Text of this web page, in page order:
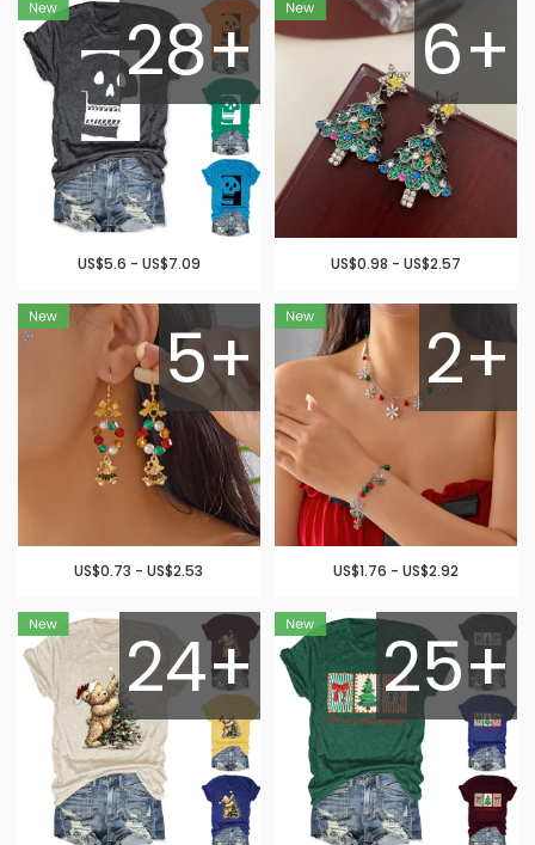
28+
US$5.6 - US$7.09
6+
US$0.98 - US$2.57
5+
US$0.73 - US$2.53
2+
US$1.76 - US$2.92
24+ 25+